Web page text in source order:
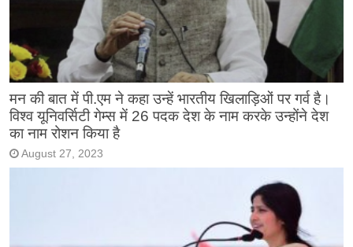
मन की बात में पी.एम ने कहा उन्हें भारतीय खिलाड़िओं पर गर्व है।
विश्व यूनिवर्सिटी गेम्स में 26 पदक देश के नाम करके उन्होंने देश
का नाम रोशन किया है
August 27, 2023